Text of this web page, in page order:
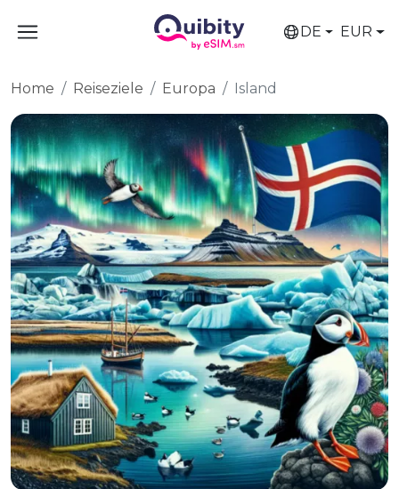
DE EUR
Home Reiseziele Europa Island